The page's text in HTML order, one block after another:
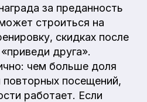
за преданность
строиться на
скидках после
друга».
чем больше доля
посещений,
работает. Если